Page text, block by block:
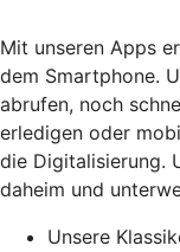
Mit unseren Apps
dem Smartphone.
abrufen, noch
erledigen oder
die Digitalisierung.
daheim und
Unsere